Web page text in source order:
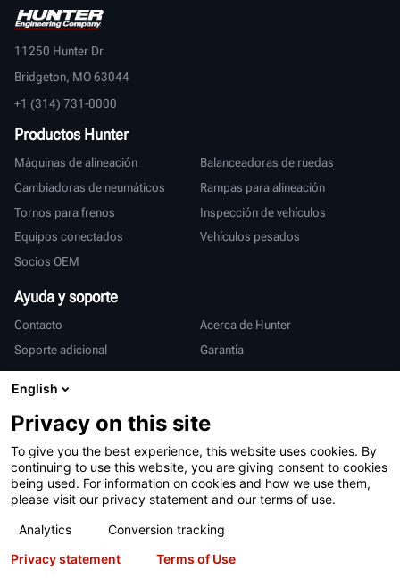
11250 Hunter Dr
Bridgeton, MO 63044
+1 (314) 731-0000
Productos Hunter
Máquinas de alineación
Balanceadoras de ruedas
Cambiadoras de neumáticos
Rampas para alineación
Tornos para frenos
Inspección de vehículos
Equipos conectados
Vehículos pesados
Socios OEM
Ayuda y soporte
Contacto
Acerca de Hunter
Soporte adicional
Garantía
Internacional
Ventas y servicio
Condiciones de uso Declaración de privacidad
English
Privacy on this site
To give you the best experience, this website uses cookies. By
continuing to use this website, you are giving consent to cookies
being used. For information on cookies and how we use them,
please visit our privacy statement and our terms of use.
Analytics
Conversion tracking
Privacy statement
Terms of Use